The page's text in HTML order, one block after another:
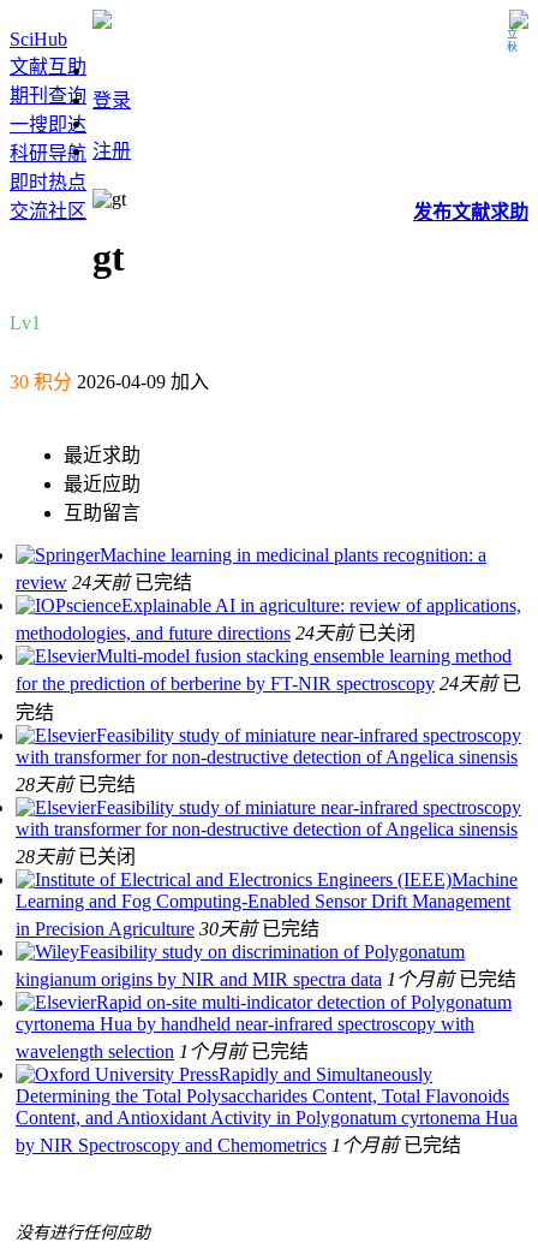
立秋
SciHub
文献互助
期刊查询
一搜即达
科研导航
即时热点
交流社区
登录
注册
发布文献求助
gt
Lv1
30 积分 2026-04-09 加入
最近求助
最近应助
互助留言
Machine learning in medicinal plants recognition: a
review 24天前 已完结
Explainable AI in agriculture: review of applications,
methodologies, and future directions 24天前 已关闭
Multi-model fusion stacking ensemble learning method
for the prediction of berberine by FT-NIR spectroscopy 24天前 已
完结
Feasibility study of miniature near-infrared spectroscopy
with transformer for non-destructive detection of Angelica sinensis
28天前 已完结
Feasibility study of miniature near-infrared spectroscopy
with transformer for non-destructive detection of Angelica sinensis
28天前 已关闭
Machine
Learning and Fog Computing-Enabled Sensor Drift Management
in Precision Agriculture 30天前 已完结
Feasibility study on discrimination of Polygonatum
kingianum origins by NIR and MIR spectra data 1个月前 已完结
Rapid on-site multi-indicator detection of Polygonatum
cyrtonema Hua by handheld near-infrared spectroscopy with
wavelength selection 1个月前 已完结
Rapidly and Simultaneously
Determining the Total Polysaccharides Content, Total Flavonoids
Content, and Antioxidant Activity in Polygonatum cyrtonema Hua
by NIR Spectroscopy and Chemometrics 1个月前 已完结
没有进行任何应助